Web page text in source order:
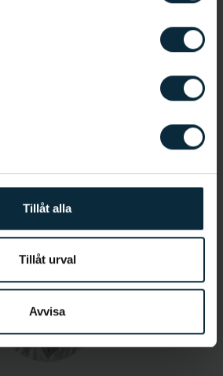
Tillåt alla
Tillåt urval
Avvisa
Jetmir Kaza
Tandsköterska